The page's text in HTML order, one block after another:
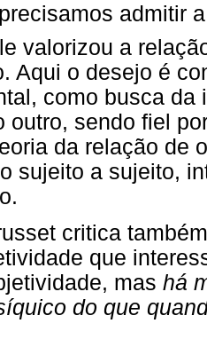
admitir
valorizou a
Aqui o desejo é
como busca da
outro, sendo fiel
da relação de
sujeito a sujeito,
critica
que
mas há
do que